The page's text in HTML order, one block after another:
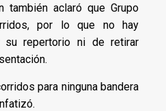
también aclaró que Grupo
por lo que no hay
su repertorio ni de retirar
para ninguna bandera